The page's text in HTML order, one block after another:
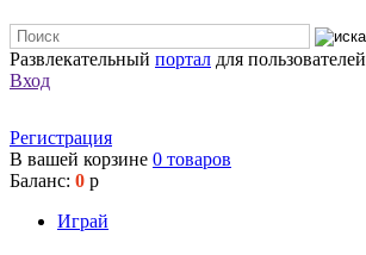
Развлекательный портал для пользователей
Вход
Регистрация
В вашей корзине 0 товаров
Баланс: 0 р
Играй